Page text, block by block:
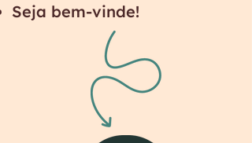
Seja bem-vinde!